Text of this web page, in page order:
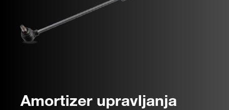
Amortizer upravljanja